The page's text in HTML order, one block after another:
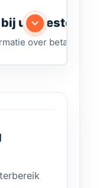
uw bestelling
over betalen,